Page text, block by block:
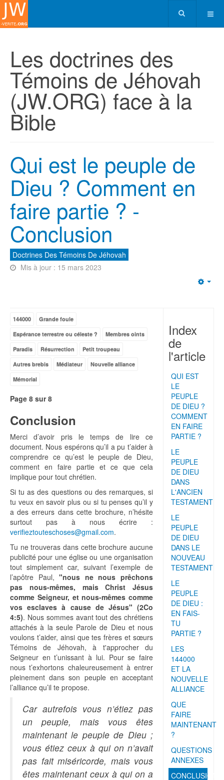
Les doctrines des
Témoins de Jéhovah
(JW.ORG) face à la
Bible
Qui est le peuple de
Dieu ? Comment en
faire partie ? -
Conclusion
Doctrines Des Témoins De Jéhovah
Mis à jour : 15 mars 2023
Index
de
l'article
QUI EST
LE
PEUPLE
DE DIEU ?
COMMENT
EN FAIRE
PARTIE ?
LE
PEUPLE
DE DIEU
DANS
L'ANCIEN
TESTAMENT
LE
PEUPLE
DE DIEU
DANS LE
NOUVEAU
TESTAMENT
LE
PEUPLE
DE DIEU :
EN FAIS-
TU
PARTIE ?
LES
144000
ET LA
NOUVELLE
ALLIANCE
QUE
FAIRE
MAINTENANT
?
QUESTIONS
ANNEXES
CONCLUSION
144000
Grande foule
Espérance terrestre ou céleste ?
Membres oints
Paradis
Résurrection
Petit troupeau
Autres brebis
Médiateur
Nouvelle alliance
Mémorial
Page 8 sur 8
Conclusion
Merci d’avoir pris le temps de lire ce
document. Nous espérons qu’il a pu t’aider à
comprendre ce qu’est le peuple de Dieu,
comment en faire partie et ce que cela
implique pour tout chrétien.
Si tu as des questions ou des remarques, si
tu veux en savoir plus ou si tu penses qu’il y
a des erreurs dans cette brochure, n’hésite
surtout pas à nous écrire :
verifieztouteschoses@gmail.com.
Tu ne trouveras dans cette brochure aucune
publicité pour une église ou une organisation
tout simplement car, suivant l’exemple de
l’apôtre Paul,"nous ne nous prêchons
pas nous-mêmes, mais Christ Jésus
comme Seigneur, et nous-mêmes comme
vos esclaves à cause de Jésus" (2Co
4:5). Nous sommes avant tout des chrétiens
attachés à la seule Parole de Dieu et nous
voulons t’aider, ainsi que tes frères et sœurs
Témoins de Jéhovah, à t'approcher du
Seigneur en t’unissant à lui. Pour se faire
nous t’exhortons chaleureusement à entrer
pleinement dans son peuple en acceptant
l’alliance qu’il te propose.
Car autrefois vous n’étiez pas
un peuple, mais vous êtes
maintenant le peuple de Dieu ;
vous étiez ceux à qui on n’avait
pas fait miséricorde, mais vous
êtes maintenant ceux à qui on a